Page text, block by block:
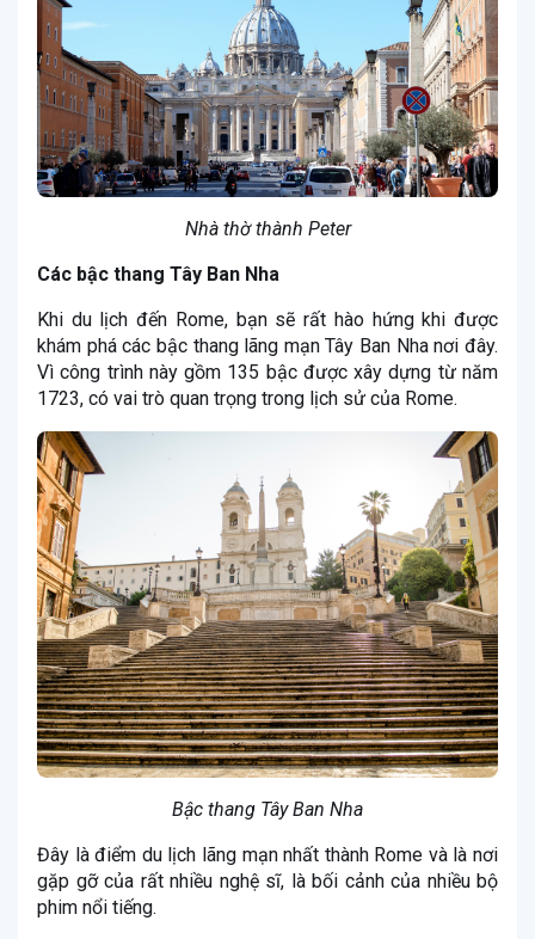
Nhà thờ thành Peter
Các bậc thang Tây Ban Nha
Khi du lịch đến Rome, bạn sẽ rất hào hứng khi được
khám phá các bậc thang lãng mạn Tây Ban Nha nơi đây.
Vì công trình này gồm 135 bậc được xây dựng từ năm
1723, có vai trò quan trọng trong lịch sử của Rome.
Bậc thang Tây Ban Nha
Đây là điểm du lịch lãng mạn nhất thành Rome và là nơi
gặp gỡ của rất nhiều nghệ sĩ, là bối cảnh của nhiều bộ
phim nổi tiếng.